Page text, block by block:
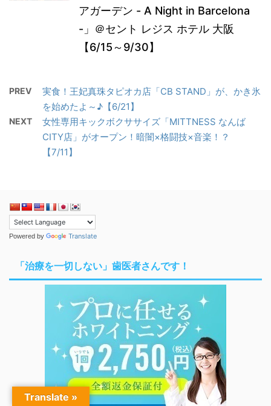
アガーデン - A Night in Barcelona
-」＠セント レジス ホテル 大阪
【6/15～9/30】
PREV
実食！王妃真珠タピオカ店「CB STAND」が、かき氷
を始めたよ～♪【6/21】
NEXT
女性専用キックボクササイズ「MITTNESS なんば
CITY店」がオープン！暗闇×格闘技×音楽！？
【7/11】
Powered by Translate
「治療を一切しない」歯医者さんです！
Translate »